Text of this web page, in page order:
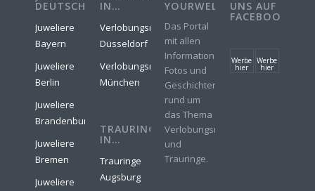
DEUTSCHLAND
Juweliere
Bayern
Juweliere
Berlin
Juweliere
Brandenburg
Juweliere
Bremen
Juweliere
IN…
Verlobungsringe
Düsseldorf
Verlobungsringe
München
TRAURINGE
IN…
Trauringe
Augsburg
YOURWELER
Das Portal
mit allen
Informationen,
Fotos und
Geschichten
rund um
das Thema
Verlobungsringe
und
Trauringe.
UNS AUF
FACEBOOK
Werbe
hier
Werbe
hier